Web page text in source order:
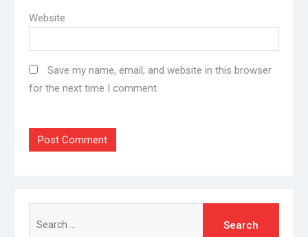
Website
Save my name, email, and website in this browser
for the next time I comment.
for: